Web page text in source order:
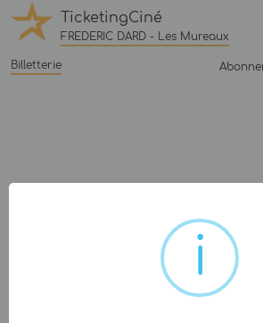
TicketingCiné
FREDERIC DARD - Les Mureaux
Billetterie